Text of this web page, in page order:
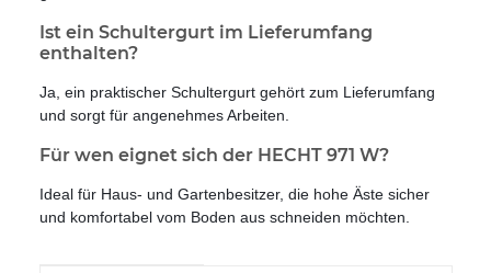
Ist ein Schultergurt im Lieferumfang
enthalten?
Ja, ein praktischer Schultergurt gehört zum Lieferumfang
und sorgt für angenehmes Arbeiten.
Für wen eignet sich der HECHT 971 W?
Ideal für Haus- und Gartenbesitzer, die hohe Äste sicher
und komfortabel vom Boden aus schneiden möchten.